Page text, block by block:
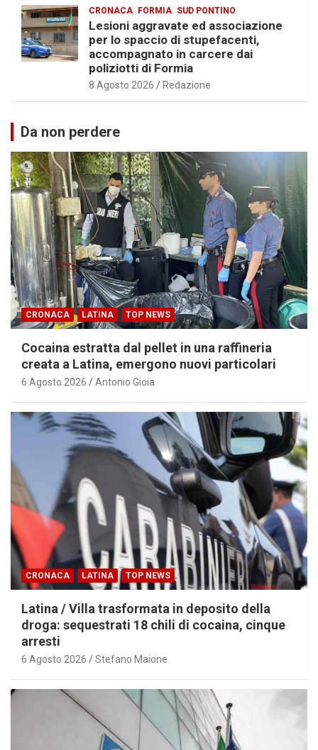
CRONACA FORMIA SUD PONTINO
Lesioni aggravate ed associazione
per lo spaccio di stupefacenti,
accompagnato in carcere dai
poliziotti di Formia
8 Agosto 2026 Redazione
Da non perdere
CRONACA LATINA TOP NEWS
Cocaina estratta dal pellet in una raffineria
creata a Latina, emergono nuovi particolari
6 Agosto 2026 Antonio Gioia
CRONACA LATINA TOP NEWS
Latina / Villa trasformata in deposito della
droga: sequestrati 18 chili di cocaina, cinque
arresti
6 Agosto 2026 Stefano Maione